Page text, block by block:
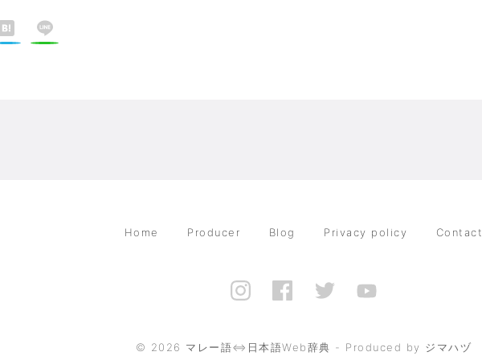
Home Producer Blog Privacy policy Contact
© 2026 マレー語⇔日本語Web辞典 - Produced by ジマハヅ